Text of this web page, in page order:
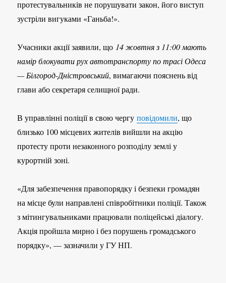
протестувальників не порушувати закон, його виступ
зустріли вигуками «Ганьба!».
Учасники акції заявили, що 14 жовтня з 11:00 мають
намір блокувати рух автотранспорту по трасі Одеса
— Білгород-Дністровський, вимагаючи пояснень від
глави або секретаря селищної ради.
В управлінні поліції в свою чергуповідомили, що
близько 100 місцевих жителів вийшли на акцію
протесту проти незаконного розподілу землі у
курортній зоні.
«Для забезпечення правопорядку і безпеки громадян
на місце були направлені співробітники поліції. Також
з мітингувальниками працювали поліцейські діалогу.
Акція пройшла мирно і без порушень громадського
порядку», — зазначили у ГУ НП.